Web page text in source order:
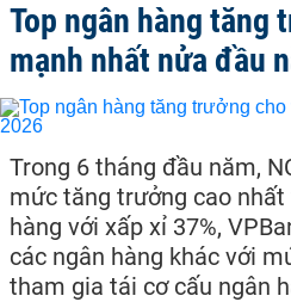
Top ngân hàng tăng
mạnh nhất nửa đầu
Trong 6 tháng đầu năm,
mức tăng trưởng cao nhất
hàng với xấp xỉ 37%,
các ngân hàng khác với
tham gia tái cơ cấu ngân